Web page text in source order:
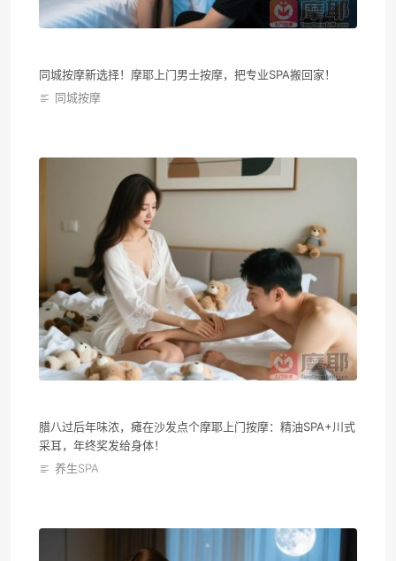
同城按摩新选择！摩耶上门男士按摩，把专业SPA搬回家！
同城按摩
腊八过后年味浓，瘫在沙发点个摩耶上门按摩：精油SPA+川式
采耳，年终奖发给身体！
养生SPA